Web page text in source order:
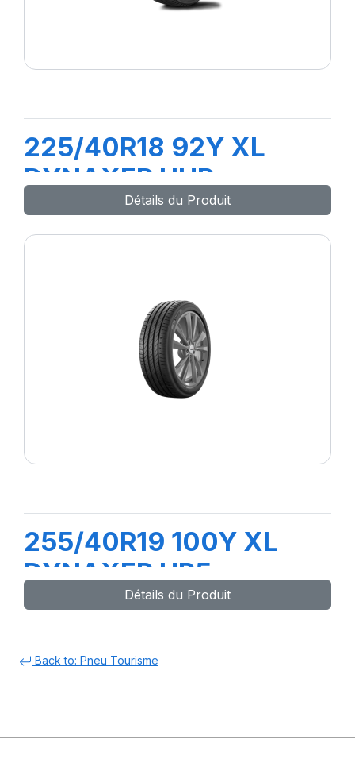
225/40R18 92Y XL
DYNAXER UHP
Détails du Produit
255/40R19 100Y XL
DYNAXER HP5
Détails du Produit
Back to: Pneu Tourisme